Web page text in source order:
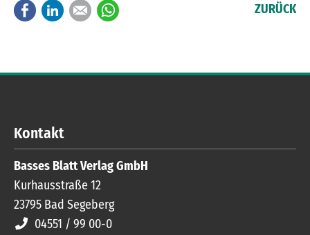
FacebookLinkedInE-mail ZURÜCK
Kontakt
Basses Blatt Verlag GmbH
Kurhausstraße 12
23795 Bad Segeberg
04551 / 99 00-0